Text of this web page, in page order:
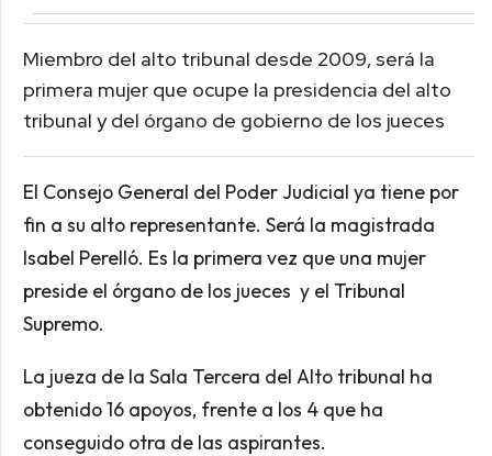
Miembro del alto tribunal desde 2009, será la
primera mujer que ocupe la presidencia del alto
tribunal y del órgano de gobierno de los jueces
El Consejo General del Poder Judicial ya tiene por
fin a su alto representante. Será la magistrada
Isabel Perelló. Es la primera vez que una mujer
preside el órgano de los jueces y el Tribunal
Supremo.
La jueza de la Sala Tercera del Alto tribunal ha
obtenido 16 apoyos, frente a los 4 que ha
conseguido otra de las aspirantes.